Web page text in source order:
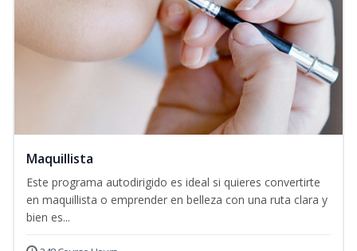
Maquillista
Este programa autodirigido es ideal si quieres convertirte
en maquillista o emprender en belleza con una ruta clara y
bien es...